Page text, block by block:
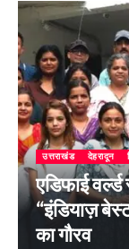
उत्तराखंड देहरादून
एडिफाई
“इंडियाज़
का गौरव